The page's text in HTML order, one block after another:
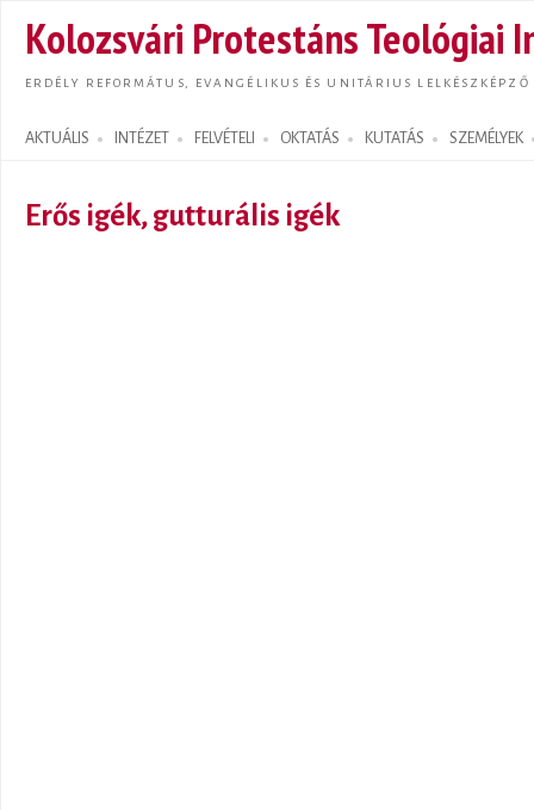
Kolozsvári Protestáns Teológiai
ERDÉLY REFORMÁTUS, EVANGÉLIKUS ÉS UNITÁRIUS LELKÉSZKÉPZŐ
AKTUÁLIS INTÉZET FELVÉTELI OKTATÁS KUTATÁS SZEMÉLYEK
Search form
Erős igék, gutturális igék